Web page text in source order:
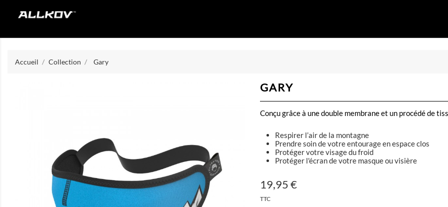
Accueil Collection Gary
GARY
Conçu grâce à une double membrane et un procédé de
Respirer l’air de la montagne
Prendre soin de votre entourage en espace clos
Protéger votre visage du froid
Protéger l'écran de votre masque ou visière
19,95 €
TTC